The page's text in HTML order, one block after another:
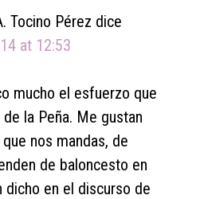
Tocino Pérez dice
at 12:53
mucho el esfuerzo que
la Peña. Me gustan
nos mandas, de
de baloncesto en
dicho en el discurso de